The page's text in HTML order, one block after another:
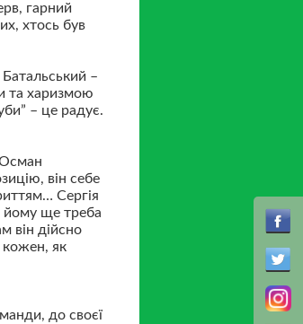
гарний
хтось був
–
та харизмою
– це радує.
він себе
Сергія
йому ще треба
він дійсно
кожен, як
до своєї